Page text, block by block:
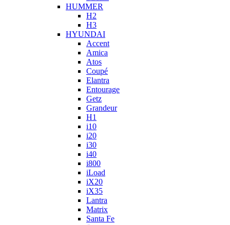
HUMMER
H2
H3
HYUNDAI
Accent
Amica
Atos
Coupé
Elantra
Entourage
Getz
Grandeur
H1
i10
i20
i30
i40
i800
iLoad
iX20
iX35
Lantra
Matrix
Santa Fe